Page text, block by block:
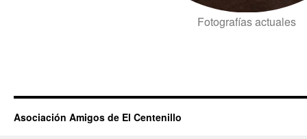
Fotografías actuales
Asociación Amigos de El Centenillo